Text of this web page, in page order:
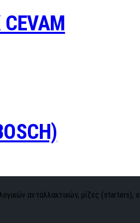
ανταλλακτικών, μίζες